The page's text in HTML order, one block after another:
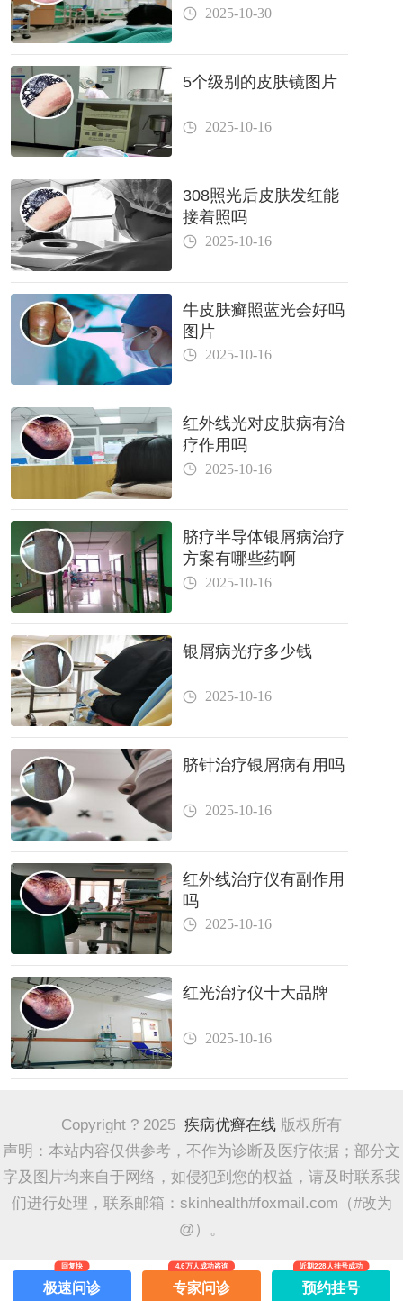
2025-10-30
5个级别的皮肤镜图片
2025-10-16
308照光后皮肤发红能
接着照吗
2025-10-16
牛皮肤癣照蓝光会好吗
图片
2025-10-16
红外线光对皮肤病有治
疗作用吗
2025-10-16
脐疗半导体银屑病治疗
方案有哪些药啊
2025-10-16
银屑病光疗多少钱
2025-10-16
脐针治疗银屑病有用吗
2025-10-16
红外线治疗仪有副作用
吗
2025-10-16
红光治疗仪十大品牌
2025-10-16
Copyright ? 2025 疾病优癣在线 版权所有
声明：本站内容仅供参考，不作为诊断及医疗依据；部分文
字及图片均来自于网络，如侵犯到您的权益，请及时联系我
们进行处理，联系邮箱：skinhealth#foxmail.com（#改为
@）。
极速问诊
回复快
专家问诊
4.6万人成功咨询
预约挂号
近期228人挂号成功